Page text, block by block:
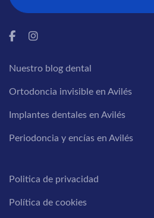
Nuestro blog dental
Ortodoncia invisible en Avilés
Implantes dentales en Avilés
Periodoncia y encías en Avilés
Politica de privacidad
Política de cookies